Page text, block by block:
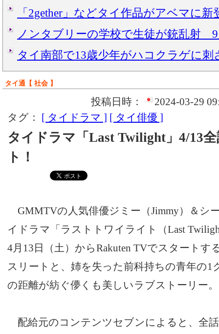
「2gether」などタイ作品がアベマに新
ノンタブリーの学校で生徒が銃乱射
タイ南部で13歳少年がハコクラゲに刺
タイ通【 社会 】
投稿日時：
2024-03-29
タグ： [ タイドラマ ] [ タイ俳優 ]
タイドラマ「Last Twilight」4/13
ト！
GMMTVの人気俳優ジミー（Jimmy）＆シ
イドラマ「ラストトワイライト（Last
4月13日（土）からRakuten TVでスタートす
スリートと、姉を失った前科持ちの青年の1
の距離が紡ぐ儚くも美しいラブストーリー。
配給元のコンテンツセブンによると、全